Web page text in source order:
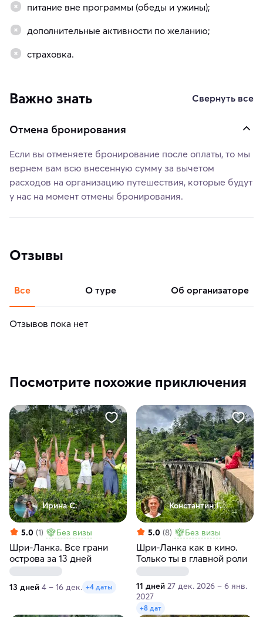
питание вне программы (обеды и ужины);
дополнительные активности по желанию;
страховка.
Важно знать Свернуть все
Отмена бронирования
Если вы отменяете бронирование после оплаты, то мы
вернем вам всю внесенную сумму за вычетом
расходов на организацию путешествия, которые будут
у нас на момент отмены бронирования.
Отзывы
Все о туре об организаторе
Отзывов пока нет
Посмотрите похожие приключения
Ирина С.
5.0 (1) Без визы
Шри-Ланка. Все грани
острова за 13 дней
13 дней 4 – 16 дек. +4 даты
Константин Г.
5.0 (8) Без визы
Шри-Ланка как в кино.
Только ты в главной роли
11 дней 27 дек. 2026 – 6 янв.
2027
+8 дат